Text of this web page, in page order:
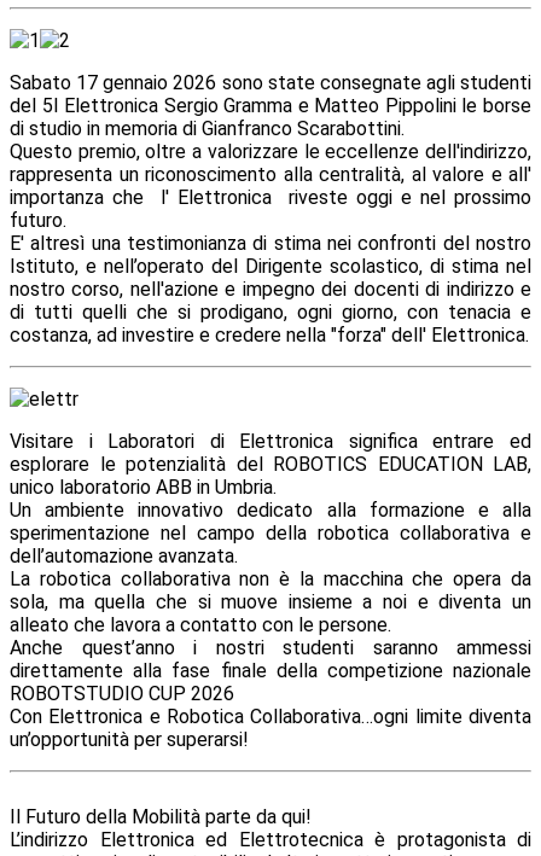
Sabato 17 gennaio 2026 sono state consegnate agli studenti
del 5I Elettronica Sergio Gramma e Matteo Pippolini le borse
di studio in memoria di Gianfranco Scarabottini.
Questo premio, oltre a valorizzare le eccellenze dell'indirizzo,
rappresenta un riconoscimento alla centralità, al valore e all'
importanza che l' Elettronica riveste oggi e nel prossimo
futuro.
E' altresì una testimonianza di stima nei confronti del nostro
Istituto, e nell’operato del Dirigente scolastico, di stima nel
nostro corso, nell'azione e impegno dei docenti di indirizzo e
di tutti quelli che si prodigano, ogni giorno, con tenacia e
costanza, ad investire e credere nella "forza" dell' Elettronica.
Visitare i Laboratori di Elettronica significa entrare ed
esplorare le potenzialità del ROBOTICS EDUCATION LAB,
unico laboratorio ABB in Umbria.
Un ambiente innovativo dedicato alla formazione e alla
sperimentazione nel campo della robotica collaborativa e
dell’automazione avanzata.
La robotica collaborativa non è la macchina che opera da
sola, ma quella che si muove insieme a noi e diventa un
alleato che lavora a contatto con le persone.
Anche quest’anno i nostri studenti saranno ammessi
direttamente alla fase finale della competizione nazionale
ROBOTSTUDIO CUP 2026
Con Elettronica e Robotica Collaborativa…ogni limite diventa
un’opportunità per superarsi!
Il Futuro della Mobilità parte da qui!
L’indirizzo Elettronica ed Elettrotecnica è protagonista di